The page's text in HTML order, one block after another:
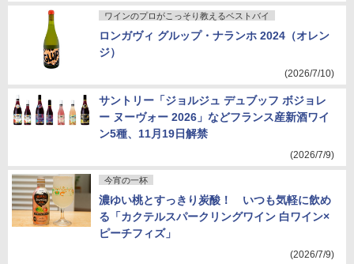
ワインのプロがこっそり教えるベストバイ
ロンガヴィ グルップ・ナランホ 2024（オレン
ジ）
(2026/7/10)
サントリー「ジョルジュ デュブッフ ボジョレ
ー ヌーヴォー 2026」などフランス産新酒ワイ
ン5種、11月19日解禁
(2026/7/9)
今宵の一杯
濃ゆい桃とすっきり炭酸！ いつも気軽に飲め
る「カクテルスパークリングワイン 白ワイン×
ピーチフィズ」
(2026/7/9)